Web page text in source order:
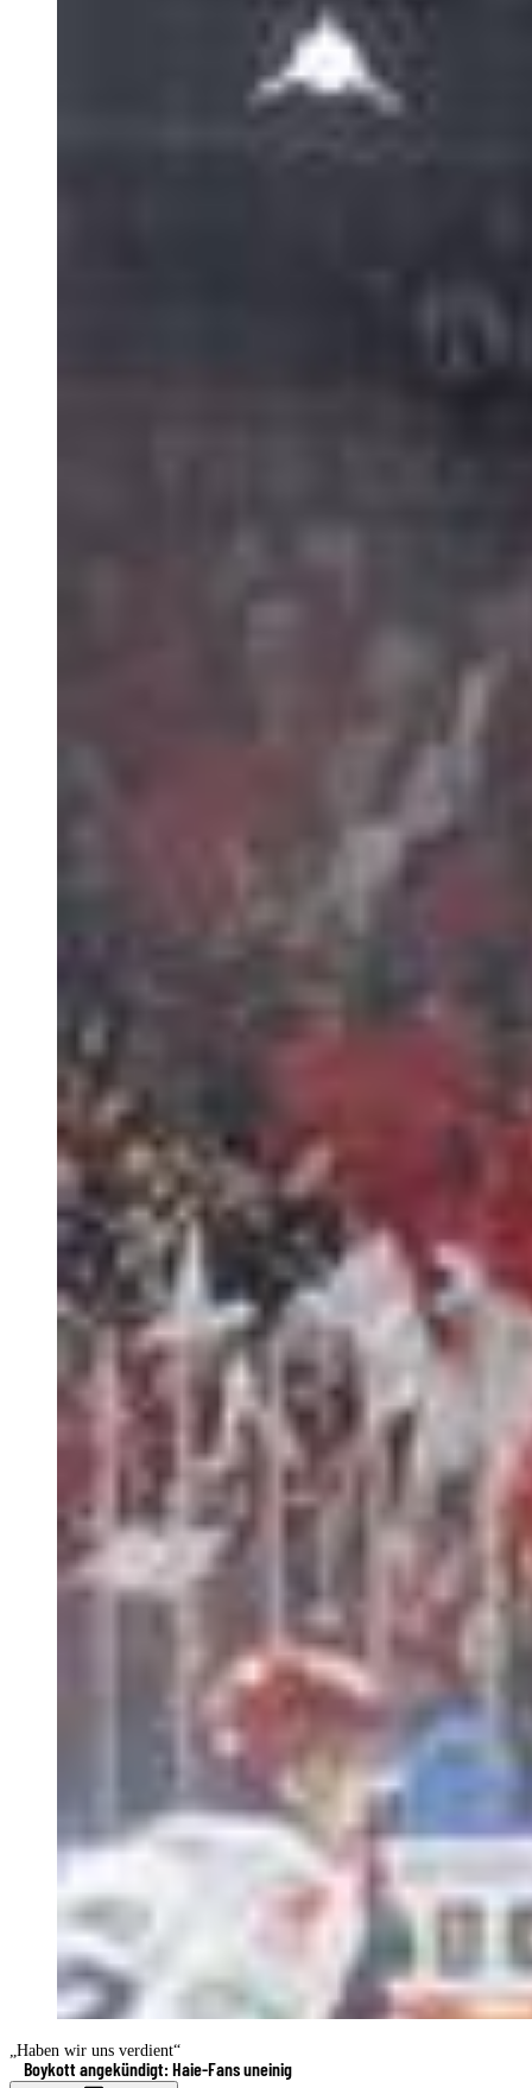
„Haben wir uns verdient“
Boykott angekündigt: Haie-Fans uneinig